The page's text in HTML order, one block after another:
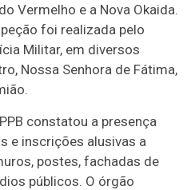
Vermelho e a Nova Okaida.
foi realizada pelo
Militar, em diversos
Nossa Senhora de Fátima,
constatou a presença
e inscrições alusivas a
postes, fachadas de
públicos. O órgão